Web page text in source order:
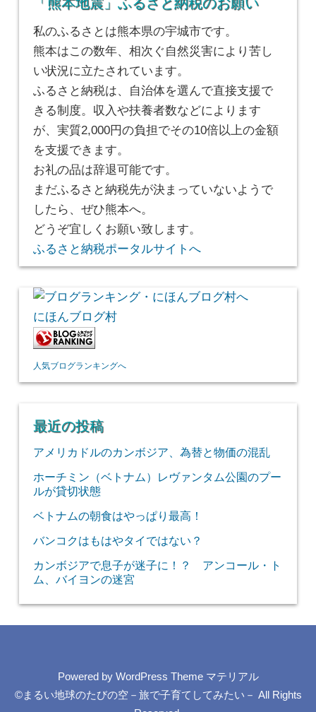
私のふるさとは熊本県の宇城市です。
熊本はこの数年、相次ぐ自然災害により苦し
い状況に立たされています。
ふるさと納税は、自治体を選んで直接支援で
きる制度。収入や扶養者数などによります
が、実質2,000円の負担でその10倍以上の金額
を支援できます。
お礼の品は辞退可能です。
まだふるさと納税先が決まっていないようで
したら、ぜひ熊本へ。
どうぞ宜しくお願い致します。
ふるさと納税ポータルサイトへ
にほんブログ村
人気ブログランキングへ
最近の投稿
アメリカドルのカンボジア、為替と物価の混乱
ホーチミン（ベトナム）レヴァンタム公園のプー
ルが貸切状態
ベトナムの朝食はやっぱり最高！
バンコクはもはやタイではない？
カンボジアで息子が迷子に！？ アンコール・ト
ム、バイヨンの迷宮
Powered by WordPress Theme マテリアル
©まるい地球のたびの空－旅で子育てしてみたい－ All Rights